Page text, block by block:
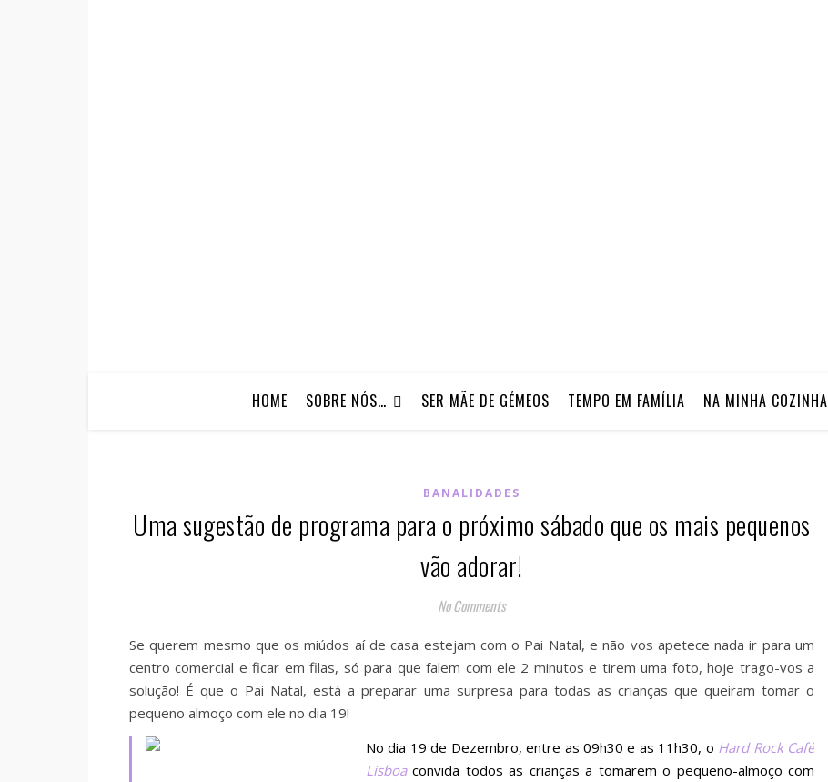
HOME SOBRE NÓS… SER MÃE DE GÉMEOS TEMPO EM FAMÍLIA NA MINHA COZINHA
BANALIDADES
Uma sugestão de programa para o próximo sábado que os mais pequenos
vão adorar!
No Comments
Se querem mesmo que os miúdos aí de casa estejam com o Pai Natal, e não vos apetece nada ir para um
centro comercial e ficar em filas, só para que falem com ele 2 minutos e tirem uma foto, hoje trago-vos a
solução! É que o Pai Natal, está a preparar uma surpresa para todas as crianças que queiram tomar o
pequeno almoço com ele no dia 19!
No dia 19 de Dezembro, entre as 09h30 e as 11h30, o Hard Rock Café
Lisboaconvida todos as crianças a tomarem o pequeno-almoço com